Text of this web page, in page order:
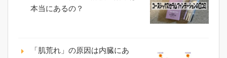
本当にあるの？
「肌荒れ」の原因は内臓にあ